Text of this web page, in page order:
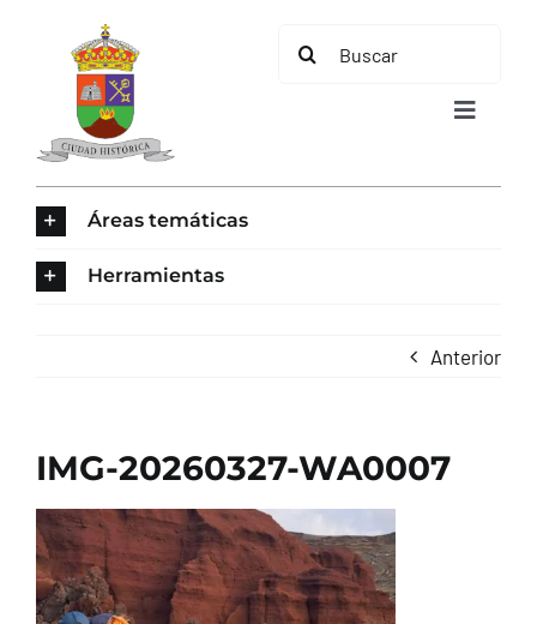
contenido
Buscar:
Toggle
CONTACTO
Áreas temáticas
Herramientas
Anterior
IMG-20260327-WA0007